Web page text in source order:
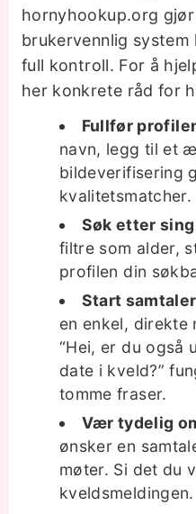
hornyhookup.org
brukervennlig
full kontroll. For å
her konkrete råd for
Fullfør
navn, legg til et
bildeverifisering
kvalitetsmatcher.
Søk etter
filtre som alder,
profilen din
Start
en enkel, direkte
“Hei, er du også
date i kveld?”
tomme fraser.
Vær tydelig
ønsker en
møter. Si det du
kveldsmeldingen.